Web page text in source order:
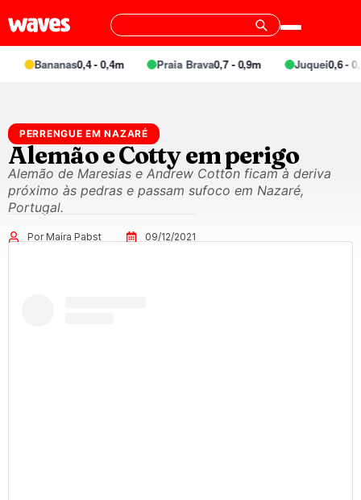
Bananas0,4 - 0,4m Praia Brava0,7 - 0,9m Juquei0,6 -
PERRENGUE EM NAZARÉ
Alemão e Cotty em perigo
Alemão de Maresias e Andrew Cotton ficam à deriva
próximo às pedras e passam sufoco em Nazaré,
Portugal.
Por Maíra Pabst 09/12/2021